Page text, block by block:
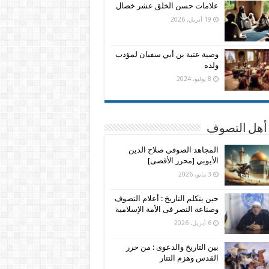
علامات حسن الخلق عشر خصال
19 أبريل، 2026
وصية عتبة بن أبي سفيان لمؤدب
ولده
8 يوليو، 2024
أهل التصوف
المجاهد الصوفى صلاح الدين
الأيوبي [محرر الأقصى]
3 مايو، 2026
حين يتكلم التاريخ : أعلام التصوف
وصناعة النصر فى الأمة الإسلامية
6 أبريل، 2026
بين التاريخ والدعوى : من حرر
القدس وهزم التتار